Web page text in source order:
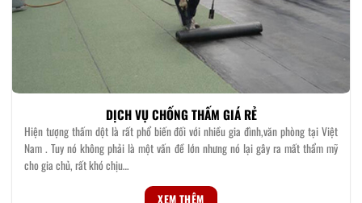
DỊCH VỤ CHỐNG THẤM GIÁ RẺ
Hiện tượng thấm dột là rất phổ biến đối với nhiều gia đình,văn phòng tại Việt
Nam . Tuy nó không phải là một vấn đề lớn nhưng nó lại gây ra mất thẩm mỹ
cho gia chủ, rất khó chịu…
XEM THÊM